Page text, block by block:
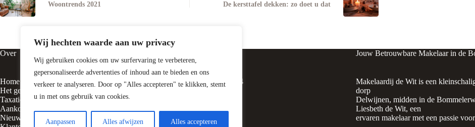
Wij hechten waarde aan uw privacy
Wij gebruiken cookies om uw surfervaring te verbeteren,
gepersonaliseerde advertenties of inhoud aan te bieden en ons
verkeer te analyseren. Door op "Alles accepteren" te klikken, stemt
u in met ons gebruik van cookies.
Aanpassen Alles afwijzen Alles accepteren
Woontrends 2021 De kersttafel dekken: zo doet u dat
Over
Home
Het gezicht achter
Taxatie
Aankoop
Nieuws
Vluchtheuvelstraat 4
5316 BE Delwijnen
0418 – 553100
Jouw Betrouwbare Makelaar in de
Makelaardij de Wit is een
dorp
Delwijnen, midden in de
Liesbeth de Wit, een
ervaren makelaar met een passie